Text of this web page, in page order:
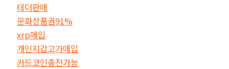
테더판매
문화상품권91%
xrp매입
개인지갑고가매입
카드코인충전가능